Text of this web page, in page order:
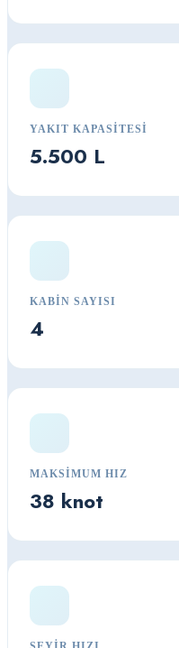
YAKIT KAPASITESI
5.500 L
KABIN SAYISI
4
MAKSIMUM HIZ
38 knot